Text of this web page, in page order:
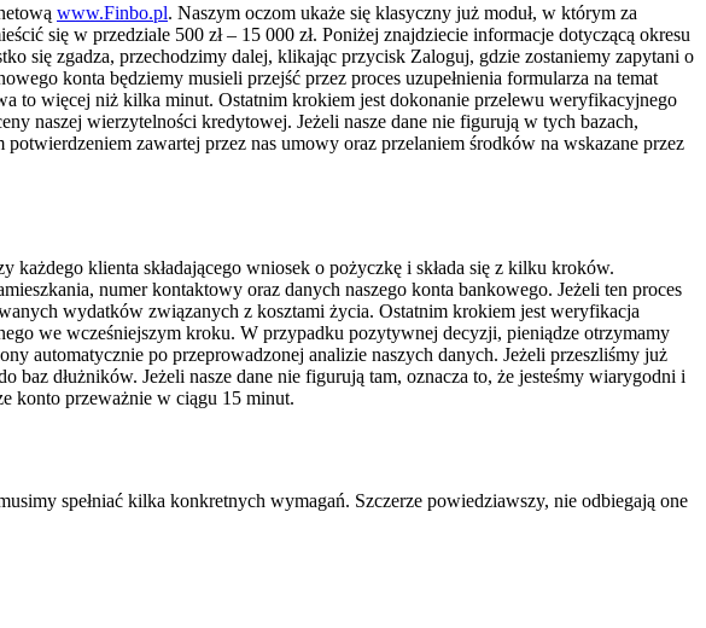
www.Finbo.pl. Naszym oczom ukaże się klasyczny już moduł, w którym za
się w przedziale 500 zł – 15 000 zł. Poniżej znajdziecie informacje dotyczącą okresu
się zgadza, przechodzimy dalej, klikając przycisk Zaloguj, gdzie zostaniemy zapytani o
konta będziemy musieli przejść przez proces uzupełnienia formularza na temat
to więcej niż kilka minut. Ostatnim krokiem jest dokonanie przelewu weryfikacyjnego
naszej wierzytelności kredytowej. Jeżeli nasze dane nie figurują w tych bazach,
zawartej przez nas umowy oraz przelaniem środków na wskazane przez
klienta składającego wniosek o pożyczkę i składa się z kilku kroków.
numer kontaktowy oraz danych naszego konta bankowego. Jeżeli ten proces
wydatków związanych z kosztami życia. Ostatnim krokiem jest weryfikacja
we wcześniejszym kroku. W przypadku pozytywnej decyzji, pieniądze otrzymamy
automatycznie po przeprowadzonej analizie naszych danych. Jeżeli przeszliśmy już
dłużników. Jeżeli nasze dane nie figurują tam, oznacza to, że jesteśmy wiarygodni i
konto przeważnie w ciągu 15 minut.
spełniać kilka konkretnych wymagań. Szczerze powiedziawszy, nie odbiegają one